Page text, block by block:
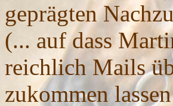
geprägten
(... auf dass
reichlich Mails
zukommen